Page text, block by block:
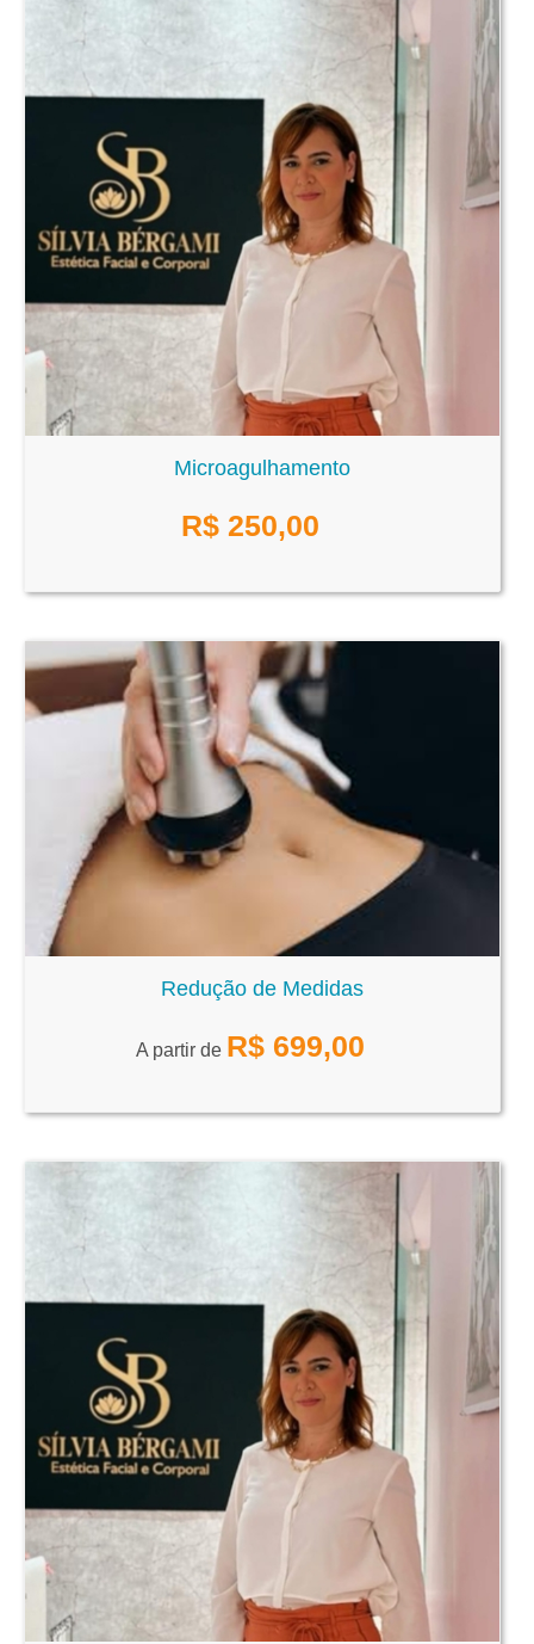
Microagulhamento
R$ 250,00
Redução de Medidas
A partir de R$ 699,00